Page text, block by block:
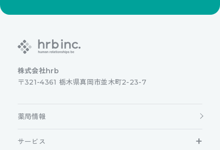
株式会社hrb
〒321-4361 栃木県真岡市並木町2-23-7
薬局情報
サービス